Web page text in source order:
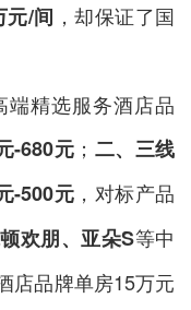
元/间 ，却保证了国
精选服务酒店品
-680元 ； 二、三线
-500元 ，对标产品
欢朋、亚朵S等中
店品牌单房15万元